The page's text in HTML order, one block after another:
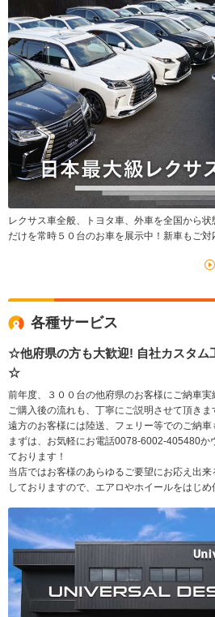
レクサス車全般、トヨタ車、外車を全国から
だけを常時５０台のお車を展示中！新車もご対
各種サービス
☆他府県の方も大歓迎! 自社カスタム
☆
前年度、３００台の他府県のお客様にご納車実
ご購入後の流れも、丁寧にご説明させて頂きま
遠方のお客様には陸送、フェリー等でのご納車
まずは、お気軽にお電話0078-6002-405480か
ております！
当店ではお客様のあらゆるご要望にお応え出
しておりますので、エアロやホイールをはじめ